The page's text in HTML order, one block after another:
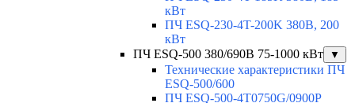
кВт
ПЧ ESQ-230-4T-200K 380В, 200
кВт
ПЧ ESQ-500 380/690В 75-1000 кВт
▼
Технические характеристики ПЧ
ESQ-500/600
ПЧ ESQ-500-4T0750G/0900P